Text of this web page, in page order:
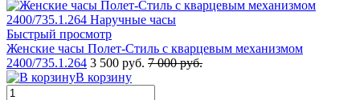
Быстрый просмотр
Женские часы Полет-Стиль с кварцевым механизмом
2400/735.1.264 3 500 руб. 7 000 руб.
В корзину